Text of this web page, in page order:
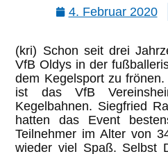
4. Februar 2020
(kri) Schon seit drei
VfB Oldys in der
dem Kegelsport zu
ist das VfB
Kegelbahnen. Siegfried
hatten das Event
Teilnehmer im Alter von
wieder viel Spaß. Selbst